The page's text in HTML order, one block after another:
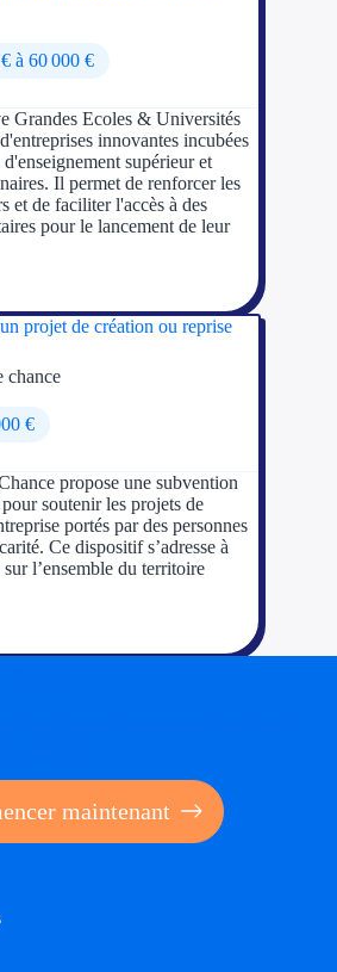
à 60 000 €
Grandes Ecoles & Universités
innovantes incubées
supérieur et
Il permet de renforcer les
et de faciliter l'accès à des
pour le lancement de leur
projet de création ou reprise
chance
€
propose une subvention
soutenir les projets de
portés par des personnes
Ce dispositif s’adresse à
l’ensemble du territoire
maintenant